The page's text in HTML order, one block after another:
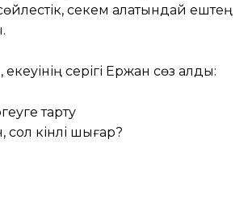
секем алатындай ештең
серігі Ержан сөз алды:
тарту
кінәлі шығар?